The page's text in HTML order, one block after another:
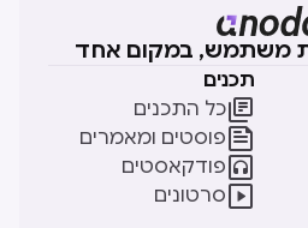
משתמש, במקום אחד
תכנים
כל התכנים
פוסטים ומאמרים
פודקאסטים
סרטונים